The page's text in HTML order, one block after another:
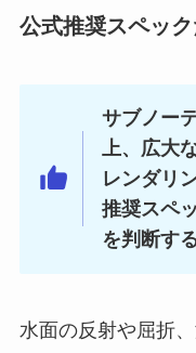
公式推奨スペッ
サブノー
上、広大
レンダリ
推奨スペ
を判断す
水面の反射や屈折